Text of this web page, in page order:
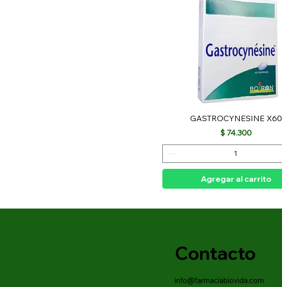
GASTROCYNESINE X60
Precio
$ 74.300
Agregar al carrito
Contacto
info@farmaciabiovida.com